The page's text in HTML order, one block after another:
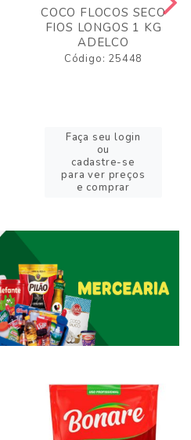
COCO FLOCOS SECO
FIOS LONGOS 1 KG
ADELCO
Código: 25448
Faça seu login
ou
cadastre-se
para ver preços
e comprar